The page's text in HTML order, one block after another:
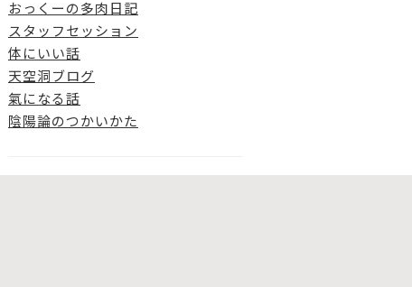
おっくーの多肉日記
スタッフセッション
体にいい話
天空洞ブログ
氣になる話
陰陽論のつかいかた